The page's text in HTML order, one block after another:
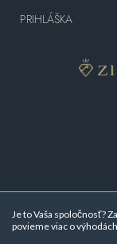
Je to Vaša spoločnosť?
povieme viac o
PRIHLÁŠKA